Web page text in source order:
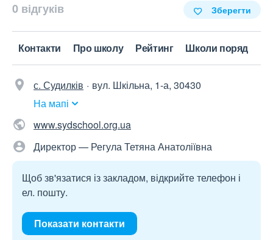
0 відгуків Зберегти
Контакти Про школу Рейтинг Школи поряд
с. Судилків
вул. Шкільна, 1-а, 30430
На мапі
www.sydschool.org.ua
Директор — Регула Тетяна Анатоліївна
Щоб зв'язатися із закладом, відкрийте телефон і
ел. пошту.
Показати контакти